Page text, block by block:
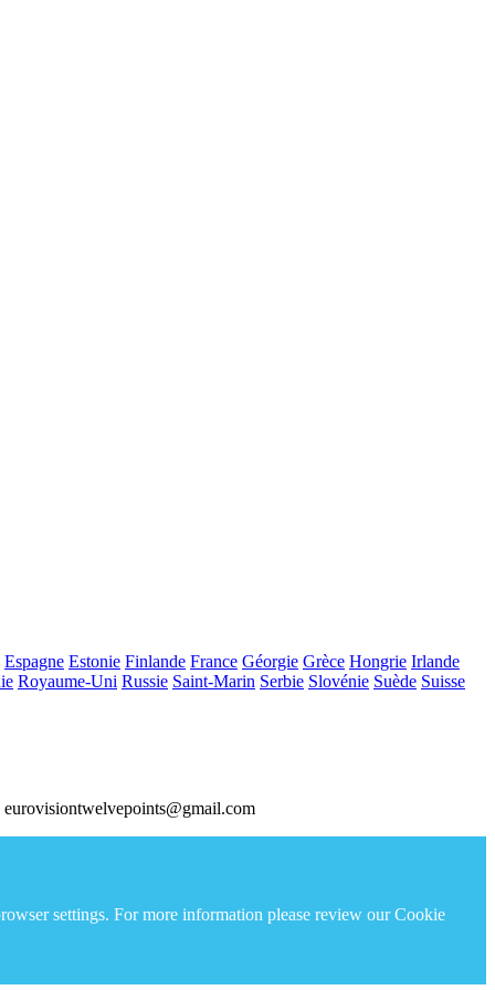
Espagne Estonie Finlande France Géorgie Grèce Hongrie Irlande
Royaume-Uni Russie Saint-Marin Serbie Slovénie Suède Suisse
settings. For more information please review our Cookie